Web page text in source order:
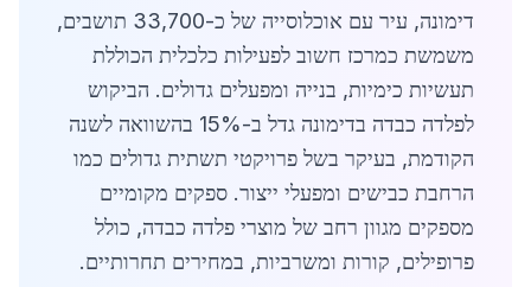
דימונה, עיר עם אוכלוסייה של כ-33,700 תושבים,
משמשת כמרכז חשוב לפעילות כלכלית הכוללת
תעשיות כימיות, בנייה ומפעלים גדולים. הביקוש
לפלדה כבדה בדימונה גדל ב-15% בהשוואה לשנה
הקודמת, בעיקר בשל פרויקטי תשתית גדולים כמו
הרחבת כבישים ומפעלי ייצור. ספקים מקומיים
מספקים מגוון רחב של מוצרי פלדה כבדה, כולל
פרופילים, קורות ומשרביות, במחירים תחרותיים.